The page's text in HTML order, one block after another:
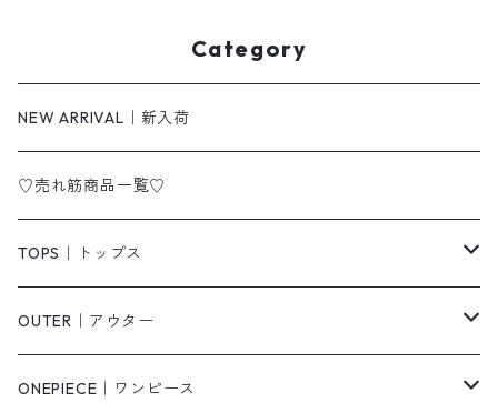
Category
NEW ARRIVAL｜新入荷
♡売れ筋商品一覧♡
TOPS｜トップス
Tシャツ/カットソー
シャツ/ブラウス
OUTER｜アウター
ジャケット/ブルゾン
ONEPIECE｜ワンピース